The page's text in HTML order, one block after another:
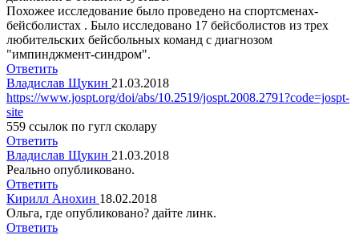
Похожее исследование было проведено на спортсменах-
бейсболистах . Было исследовано 17 бейсболистов из трех
любительских бейсбольных команд с диагнозом
"импинджмент-синдром".
Ответить
Владислав Щукин 21.03.2018
https://www.jospt.org/doi/abs/10.2519/jospt.2008.2791?code=jospt-
site
559 ссылок по гугл сколару
Ответить
Владислав Щукин 21.03.2018
Реально опубликовано.
Ответить
Кирилл Анохин 18.02.2018
Ольга, где опубликовано? дайте линк.
Ответить